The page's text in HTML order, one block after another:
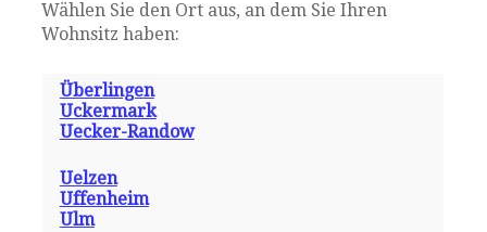
Wählen Sie den Ort aus, an dem Sie Ihren
Wohnsitz haben:
Überlingen
Uckermark
Uecker-Randow
Uelzen
Uffenheim
Ulm